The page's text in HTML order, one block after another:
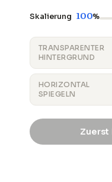
Skalierung 100%
TRANSPARENTER
HINTERGRUND
HORIZONTAL
SPIEGELN
Zuerst